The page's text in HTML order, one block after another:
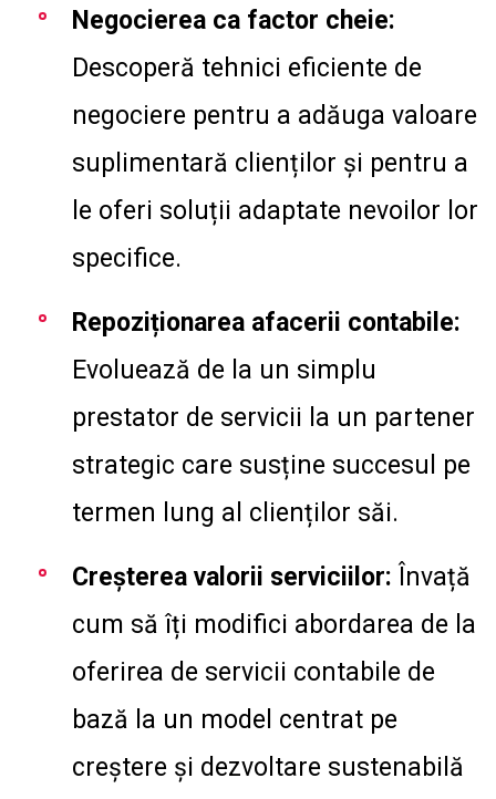
Negocierea ca factor cheie:
Descoperă tehnici eficiente de
negociere pentru a adăuga valoare
suplimentară clienților și pentru a
le oferi soluții adaptate nevoilor lor
specifice.
Repoziționarea afacerii contabile:
Evoluează de la un simplu
prestator de servicii la un partener
strategic care susține succesul pe
termen lung al clienților săi.
Creșterea valorii serviciilor: Învață
cum să îți modifici abordarea de la
oferirea de servicii contabile de
bază la un model centrat pe
creștere și dezvoltare sustenabilă